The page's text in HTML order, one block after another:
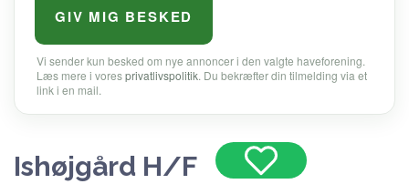
Vi sender kun besked om nye annoncer i den valgte haveforening.
Læs mere i voresprivatlivspolitik. Du bekræfter din tilmelding via et
link i en mail.
Ishøjgård H/F